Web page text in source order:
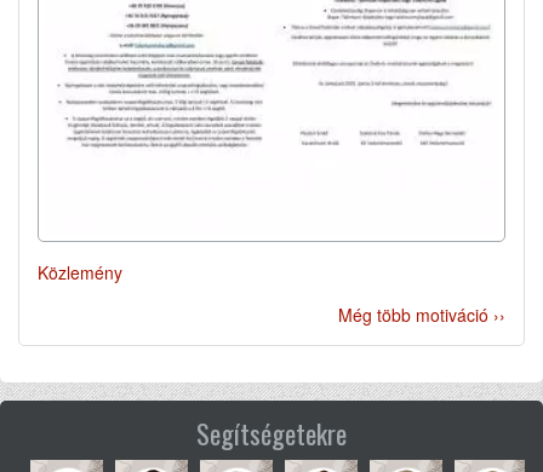
Közlemény
Még több motiváció ››
Segítségetekre